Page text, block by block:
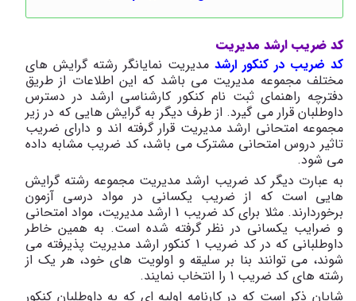
کد ضریب ارشد مدیریت
کد ضریب در کنکور ارشد مدیریت نمایانگر رشته گرایش های
مختلف مجموعه مدیریت می باشد که این اطلاعات از طریق
دفترچه راهنمای ثبت نام کنکور کارشناسی ارشد در دسترس
داوطلبان قرار می گیرد. از طرف دیگر به گرایش هایی که در زیر
مجموعه امتحانی ارشد مدیریت قرار گرفته اند و دارای ضریب
تاثیر دروس امتحانی مشترک می باشد، کد ضریب مشابه داده
می شود.
به عبارت دیگر کد ضریب ارشد مدیریت مجموعه رشته گرایش
هایی است که از ضریب یکسانی در مواد درسی آزمون
برخوردارند. مثلا برای کد ضریب 1 ارشد مدیریت، مواد امتحانی
و ضرایب یکسانی در نظر گرفته شده است. به همین خاطر
داوطلبانی که در کد ضریب 1 کنکور ارشد مدیریت پذیرفته می
شوند، می توانند بنا بر سلیقه و اولویت های خود، هر یک از
رشته های کد ضریب 1 را انتخاب نمایند.
شایان ذکر است که در کارنامه اولیه ای که به داوطلبان کنکور